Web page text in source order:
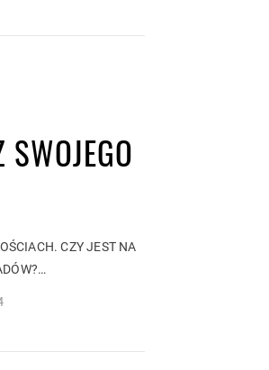
CZY JEST NA